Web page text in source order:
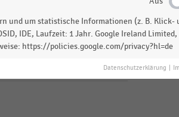
und um statistische Informationen (z. B. Klick-
IDE, Laufzeit: 1 Jahr. Google Ireland Limited,
https://policies.google.com/privacy?hl=de
Datenschutzerklärung